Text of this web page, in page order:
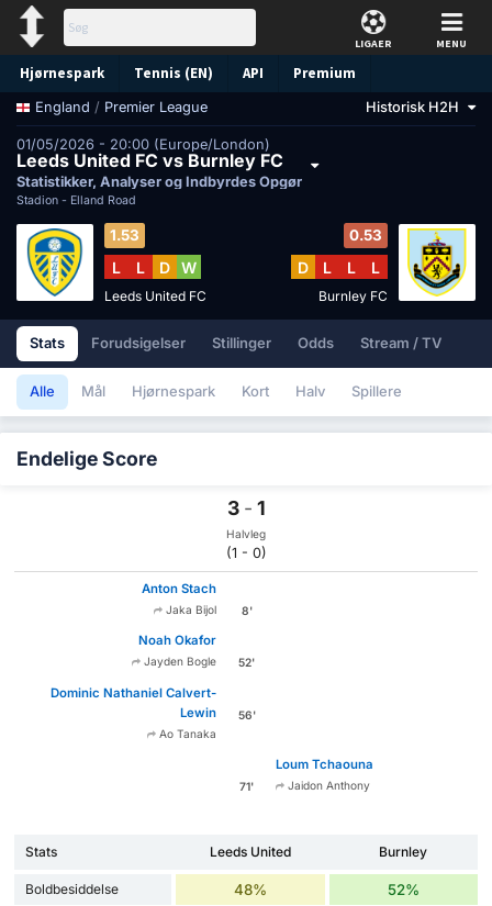
LIGAER MENU
Hjørnespark Tennis (EN) API Premium
Forudsigelse
England / Premier League Historisk H2H
01/05/2026 - 20:00 (Europe/London)
Leeds United FC vs Burnley FC
Statistikker, Analyser og Indbyrdes Opgør
Stadion - Elland Road
1.53
L L D W
Leeds United FC
0.53
D L L L
Burnley FC
Stats Forudsigelser Stillinger Odds Stream / TV
Alle Mål Hjørnespark Kort Halv Spillere
Endelige Score
3 - 1
Halvleg
(1 - 0)
Anton Stach
Jaka Bijol 8'
Noah Okafor
Jayden Bogle 52'
Dominic Nathaniel Calvert-
Lewin
Ao Tanaka
56'
71'
Loum Tchaouna
Jaidon Anthony
Stats Leeds United Burnley
Boldbesiddelse 48% 52%